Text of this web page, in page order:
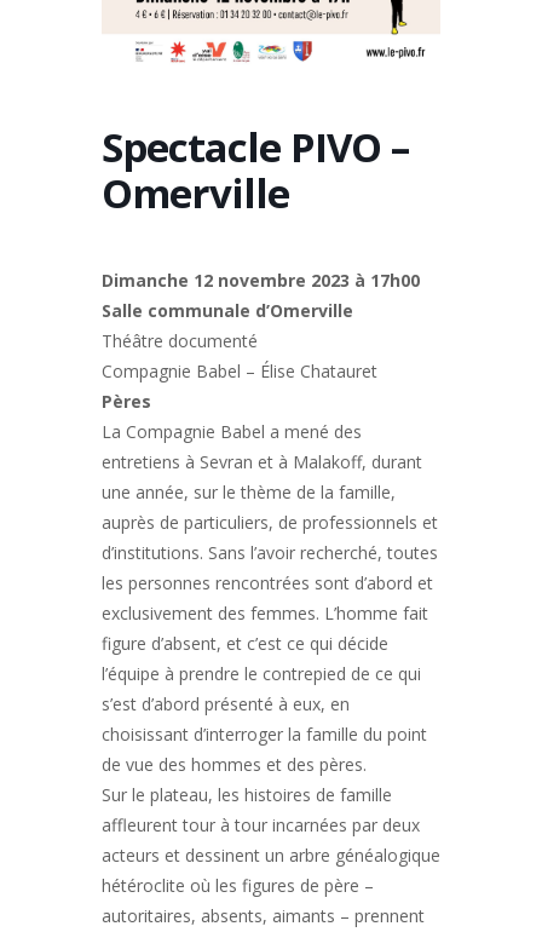
Spectacle PIVO –
Omerville
Dimanche 12 novembre 2023 à 17h00
Salle communale d’Omerville
Théâtre documenté
Compagnie Babel – Élise Chatauret
Pères
La Compagnie Babel a mené des
entretiens à Sevran et à Malakoff, durant
une année, sur le thème de la famille,
auprès de particuliers, de professionnels et
d’institutions. Sans l’avoir recherché, toutes
les personnes rencontrées sont d’abord et
exclusivement des femmes. L’homme fait
figure d’absent, et c’est ce qui décide
l’équipe à prendre le contrepied de ce qui
s’est d’abord présenté à eux, en
choisissant d’interroger la famille du point
de vue des hommes et des pères.
Sur le plateau, les histoires de famille
affleurent tour à tour incarnées par deux
acteurs et dessinent un arbre généalogique
hétéroclite où les figures de père –
autoritaires, absents, aimants – prennent